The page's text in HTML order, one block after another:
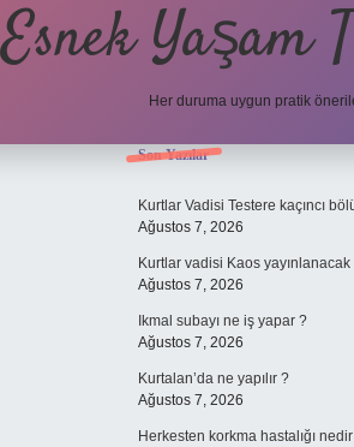
Esnek Yaşam
Her duruma uygun pratik
Sidebar
Son Yazılar
Kurtlar Vadisi Testere kaçıncı
Ağustos 7, 2026
Kurtlar vadisi Kaos yayınlanacak
Ağustos 7, 2026
Ikmal subayı ne iş yapar ?
Ağustos 7, 2026
Kurtalan’da ne yapılır ?
Ağustos 7, 2026
Herkesten korkma hastalığı